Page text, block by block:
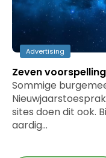
Advertising
Zeven
Sommige
sites doen dit ook.
aardig…